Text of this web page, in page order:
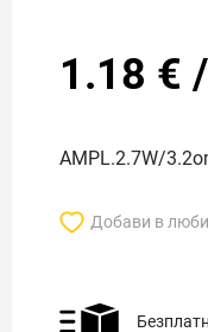
1.18 € /
AMPL.2.7W/
Добави в